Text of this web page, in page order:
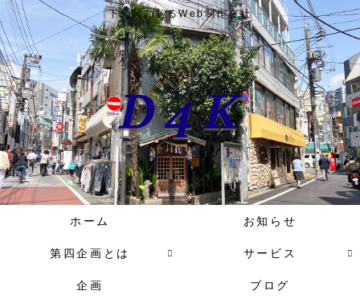
下北沢にあるWeb制作会社
ホーム お知らせ
第四企画とは サービス
企画 ブログ